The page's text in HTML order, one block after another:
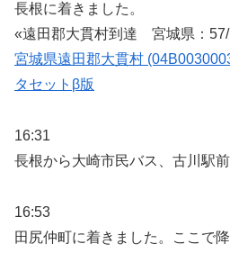
長根に着きました。
«遠田郡大貫村到達 宮城県：
宮城県遠田郡大貫村
タセットβ版
16:31
長根から大崎市民バス、古川駅前
16:53
田尻仲町に着きました。ここで降